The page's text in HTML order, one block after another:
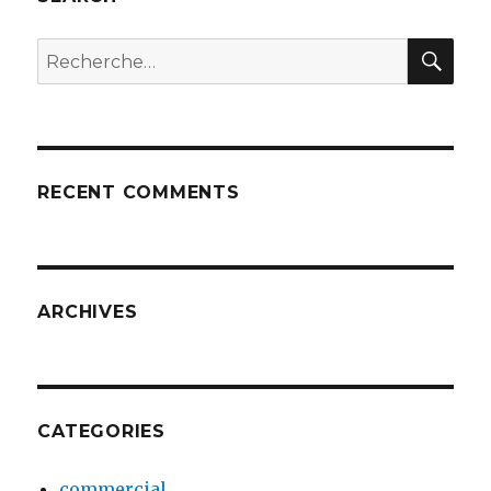
Recherche
pour
RECENT COMMENTS
ARCHIVES
CATEGORIES